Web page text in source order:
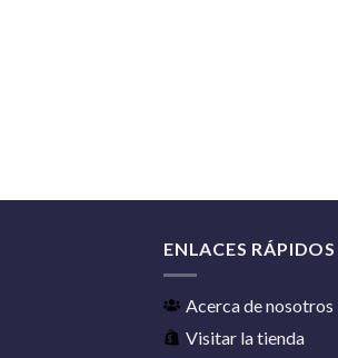
ENLACES RÁPIDOS
Acerca de nosotros
Visitar la tienda